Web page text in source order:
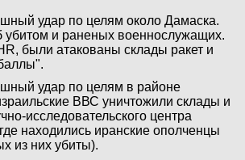
удар по целям около Дамаска.
убитом и раненых военнослужащих.
были атакованы склады ракет и
удар по целям в районе
ВВС уничтожили склады и
исследовательского центра
находились иранские ополченцы
из них убиты).